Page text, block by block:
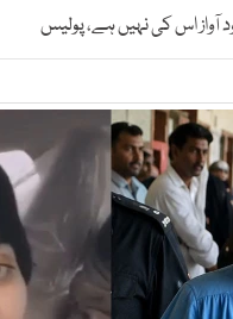
آواز اس کی نہیں ہے، پولیس